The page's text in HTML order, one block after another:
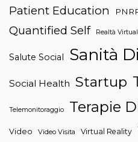
Patient Education
Quantified Self
Realtà
Salute Social Sanità
Social Health Startup
Telemonitoraggio Terapie
Video Video Visita Virtual Reality